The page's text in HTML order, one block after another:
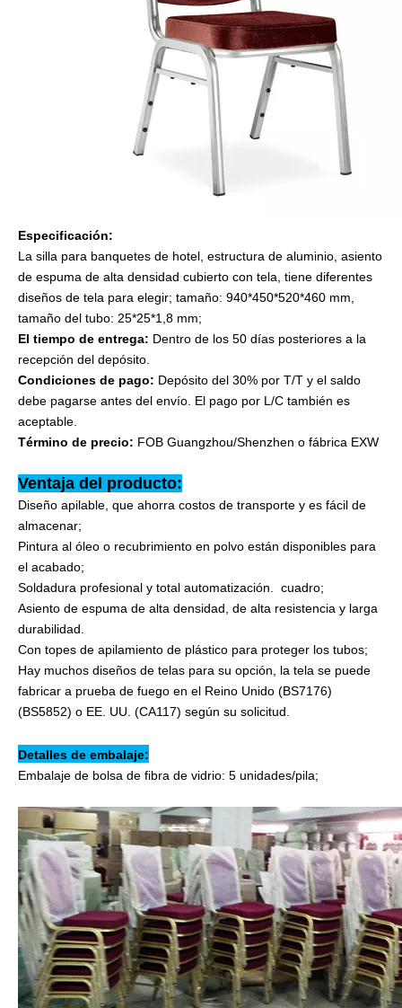
Especificación:
La silla para banquetes de hotel, estructura de aluminio, asiento
de espuma de alta densidad cubierto con tela, tiene diferentes
diseños de tela para elegir; tamaño: 940*450*520*460 mm,
tamaño del tubo: 25*25*1,8 mm;
El tiempo de entrega: Dentro de los 50 días posteriores a la
recepción del depósito.
Condiciones de pago: Depósito del 30% por T/T y el saldo
debe pagarse antes del envío. El pago por L/C también es
aceptable.
Término de precio: FOB Guangzhou/Shenzhen o fábrica EXW
Ventaja del producto:
Diseño apilable, que ahorra costos de transporte y es fácil de
almacenar;
Pintura al óleo o recubrimiento en polvo están disponibles para
el acabado;
Soldadura profesional y total automatización. cuadro;
Asiento de espuma de alta densidad, de alta resistencia y larga
durabilidad.
Con topes de apilamiento de plástico para proteger los tubos;
Hay muchos diseños de telas para su opción, la tela se puede
fabricar a prueba de fuego en el Reino Unido (BS7176)
(BS5852) o EE. UU. (CA117) según su solicitud.
Detalles de embalaje:
Embalaje de bolsa de fibra de vidrio: 5 unidades/pila;